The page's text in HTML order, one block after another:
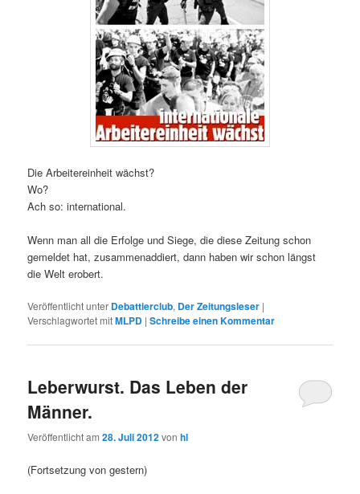
Die Arbeitereinheit wächst?
Wo?
Ach so: international.
Wenn man all die Erfolge und Siege, die diese Zeitung schon
gemeldet hat, zusammenaddiert, dann haben wir schon längst
die Welt erobert.
Veröffentlicht unter Debattierclub, Der Zeitungsleser |
Verschlagwortet mitMLPD |Schreibe einen Kommentar
Leberwurst. Das Leben der
Männer.
Veröffentlicht am28. Juli 2012vonhl
(Fortsetzung von gestern)